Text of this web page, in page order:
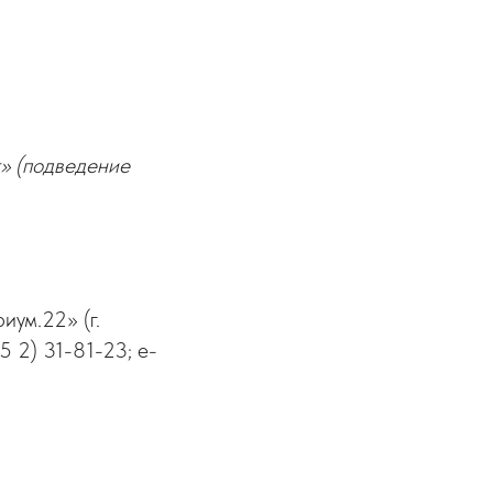
(подведение
(г.
2) 31-81-23; е-